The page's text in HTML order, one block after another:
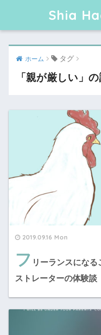
Shia
ホーム タグ
「親が厳しい」
2019.09.16 Mon
フ リーランスにな
ストレーターの体験談